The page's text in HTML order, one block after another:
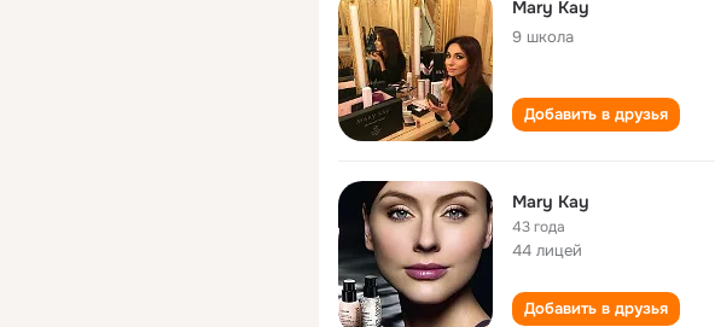
Mary Kay
9 школа
Добавить в друзья
Mary Kay
43 года
44 лицей
Добавить в друзья